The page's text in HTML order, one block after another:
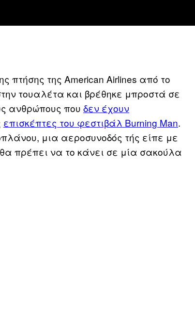
πτήσης της American Airlines από το
τουαλέτα και βρέθηκε μπροστά σε
ανθρώπους που δεν έχουν
επισκέπτες του φεστιβάλ Burning Man.
μια αεροσυνοδός τής είπε με
πρέπει να το κάνει σε μία σακούλα